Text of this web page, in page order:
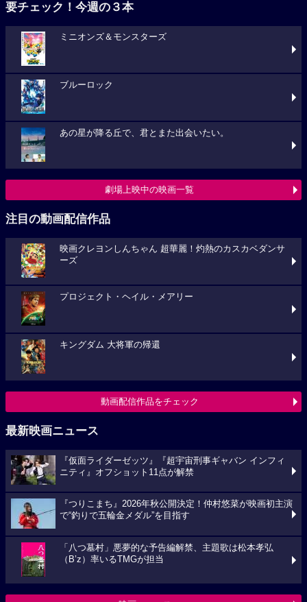
要チェック！今週の３本
ミニオンズ＆モンスターズ
ブルーロック
あの星が降る丘で、君とまた出会いたい。
劇場上映中の映画一覧
注目の動画配信作品
映画クレヨンしんちゃん 超華麗！灼熱のカスカベダンサ
ーズ
プロジェクト・ヘイル・メアリー
キングダム 大将軍の帰還
動画配信作品をチェック
最新映画ニュース
『仮面ライダーゼッツ』『超宇宙刑事ギャバン インフィ
ニティ』オフショット11点が解禁
『つりこまち』2026年秋公開決定！仲村悠菜が映画初主演
で“釣りで五輪金メダル”を目指す
「八つ墓村」悪夢的な予告編解禁、主題歌は松本孝弘
（B’z）率いるTMGが担当